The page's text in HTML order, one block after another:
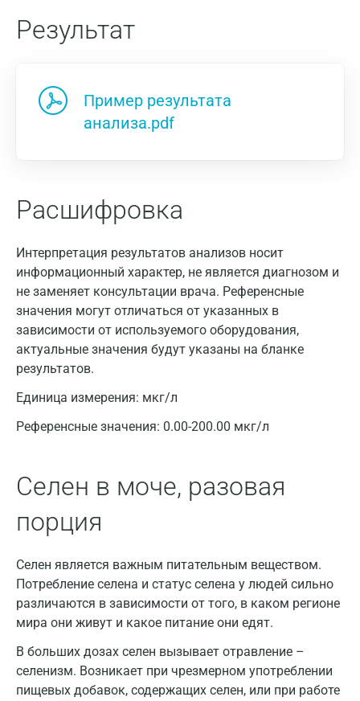
Результат
Пример результата
анализа.pdf
Расшифровка
Интерпретация результатов анализов носит
информационный характер, не является диагнозом и
не заменяет консультации врача. Референсные
значения могут отличаться от указанных в
зависимости от используемого оборудования,
актуальные значения будут указаны на бланке
результатов.
Единица измерения: мкг/л
Референсные значения: 0.00-200.00 мкг/л
Селен в моче, разовая
порция
Селен является важным питательным веществом.
Потребление селена и статус селена у людей сильно
различаются в зависимости от того, в каком регионе
мира они живут и какое питание они едят.
В больших дозах селен вызывает отравление –
селенизм. Возникает при чрезмерном употреблении
пищевых добавок, содержащих селен, или при работе
Нижний Новгород
Альметьевск
Апрелевка
Армавир
Балашиха
Барнаул
Брянск
Великий Новгород
Видное
Владимир
Волгоград
Всеволожск
Гатчина
Геленджик
Голубое
Дзержинск
Дзержинский